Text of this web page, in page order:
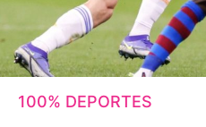
100% DEPORTES